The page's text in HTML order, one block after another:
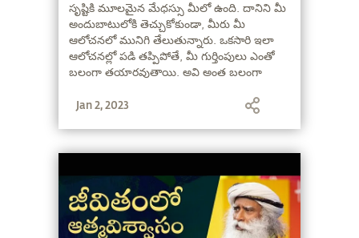
సృష్టికి మూలమైన మేధస్సు మీలో ఉంది. దానిని మీ
అందుబాటులోకి తెచ్చుకోకుండా, మీరు మీ
ఆలోచనలో మునిగి తేలుతున్నారు. ఒకసారి ఇలా
ఆలోచనల్లో పడి తప్పిపోతే, మీ గుర్తింపులు ఎంతో
బలంగా తయారవుతాయి. అవి అంత బలంగా
కానీ స్పష్టత ఉండదు" అని అంటున్నారు సద్గురు.
Jan 2, 2023